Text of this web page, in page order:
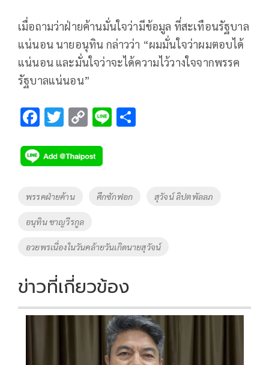
เมื่อถามว่าฝ่ายค้านมั่นใจว่ามีข้อมูล ที่สะเทือนรัฐบาล
แน่นอน นายอนุทิน กล่าวว่า “ผมมั่นใจว่าผมตอบได้
แน่นอน และมั่นใจว่าจะได้ความไว้วางใจจากพรรค
รัฐบาลแน่นอน”
F
e
b
o
o
k
T
tt
er
C
p
y
Li
Li
Tags
พรรคฝ่ายค้าน ศึกซักฟอก สุวัจน์ ลิปตพัลลภ
อนุทิน ชาญวีรกูล
อวยพรเนื่องในวันคล้ายวันเกิดนายสุวัจน์
ข่าวที่เกี่ยวข้อง